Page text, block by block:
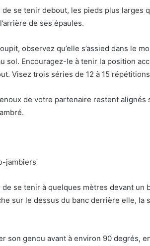
se tenir debout, les pieds plus larges
de ses épaules.
observez qu’elle s’assied dans le
sol. Encouragez-le à tenir la position
Visez trois séries de 12 à 15
de votre partenaire restent alignés
jambiers
se tenir à quelques mètres devant un
sur le dessus du banc derrière elle, la
son genou avant à environ 90 degrés,